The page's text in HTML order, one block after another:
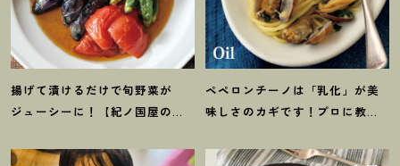
揚げて漬けるだけで旬野菜が
ジューシーに ！
【紀ノ国屋のつ
シピ
ペペロンチーノは「乳化」が美
味しさのカギです ！ プロに教わ